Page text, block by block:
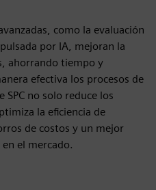
como la evaluación
por IA, mejoran la
ahorrando tiempo y
efectiva los procesos de
no solo reduce los
la eficiencia de
de costos y un mejor
el mercado.